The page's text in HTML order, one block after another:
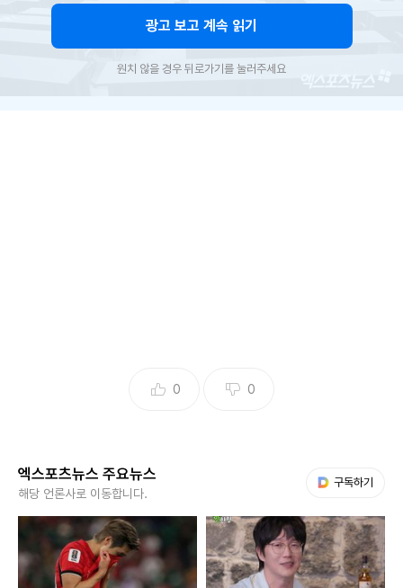
장(두산 베어스-한화 이글스), 대구 삼성라이온즈파크(SSG
쳐진다.
광고 보고 계속 읽기
원치 않을 경우 뒤로가기를 눌러주세요
0 0
엑스포츠뉴스 주요뉴스
해당 언론사로 이동합니다.
구독하기